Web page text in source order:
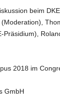
beim
2018 im
GmbH